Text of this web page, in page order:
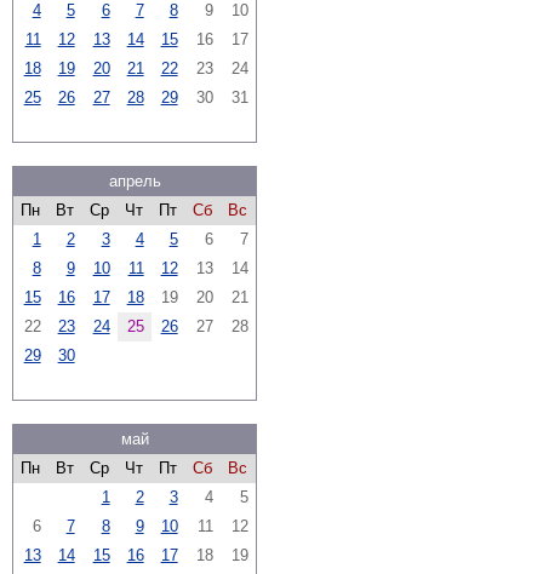
4
5 6 7 8 9
10
11
12 13 14 15 16
17
18
19 20 21 22 23
24
25
26 27 28 29 30 31
апрель
Пн
Вт Ср Чт Пт Сб
Вс
1
2 3 4 5 6
7
8
9 10 11 12 13
14
15
16 17 18 19 20
21
22
23 24 25 26 27
28
29
30
май
Пн
Вт Ср Чт Пт Сб
Вс
1
2 3 4
5
6
7 8 9 10 11
12
13
14 15 16 17 18
19